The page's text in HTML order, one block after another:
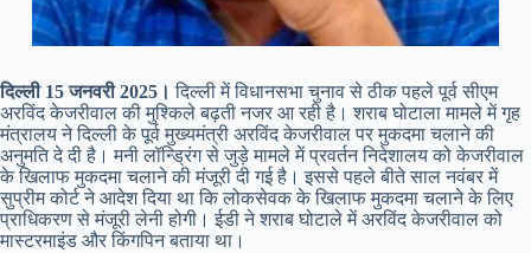
दिल्ली 15 जनवरी 2025। दिल्ली में विधानसभा चुनाव से ठीक पहले पूर्व सीएम
अरविंद केजरीवाल की मुश्किले बढ़ती नजर आ रही है। शराब घोटाला मामले में गृह
मंत्रालय ने दिल्ली के पूर्व मुख्यमंत्री अरविंद केजरीवाल पर मुकदमा चलाने की
अनुमति दे दी है। मनी लॉन्ड्रिंग से जुड़े मामले में प्रवर्तन निदेशालय को केजरीवाल
के खिलाफ मुकदमा चलाने की मंजूरी दी गई है। इससे पहले बीते साल नवंबर में
सुप्रीम कोर्ट ने आदेश दिया था कि लोकसेवक के खिलाफ मुकदमा चलाने के लिए
प्राधिकरण से मंजूरी लेनी होगी। ईडी ने शराब घोटाले में अरविंद केजरीवाल को
मास्टरमाइंड और किंगपिन बताया था।